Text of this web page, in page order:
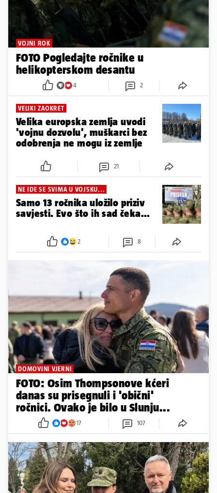
VOJNI ROK
FOTO Pogledajte ročnike u
helikopterskom desantu
4 2
VELIKI ZAOKRET
Velika europska zemlja uvodi
'vojnu dozvolu', muškarci bez
odobrenja ne mogu iz zemlje
21
NE IDE SE SVIMA U VOJSKU...
Samo 13 ročnika uložilo priziv
savjesti. Evo što ih sad čeka...
2 8
DOMOVINI VJERNI
FOTO: Osim Thompsonove kćeri
danas su prisegnuli i 'obični'
ročnici. Ovako je bilo u Slunju...
17 107